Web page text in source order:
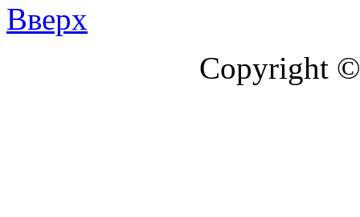
Вверх
Copyright